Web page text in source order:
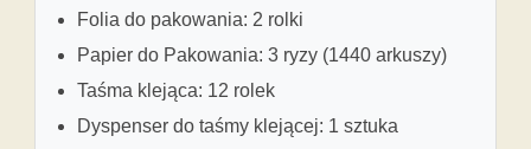
Folia do pakowania: 2 rolki
Papier do Pakowania: 3 ryzy (1440 arkuszy)
Taśma klejąca: 12 rolek
Dyspenser do taśmy klejącej: 1 sztuka